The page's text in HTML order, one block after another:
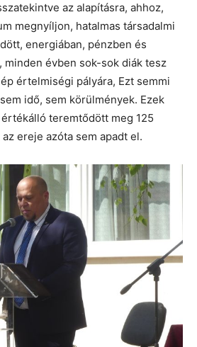
az alapításra, ahhoz,
megnyíljon, hatalmas társadalmi
energiában, pénzben és
minden évben sok-sok diák tesz
értelmiségi pályára, Ezt semmi
idő, sem körülmények. Ezek
teremtődött meg 125
ereje azóta sem apadt el.